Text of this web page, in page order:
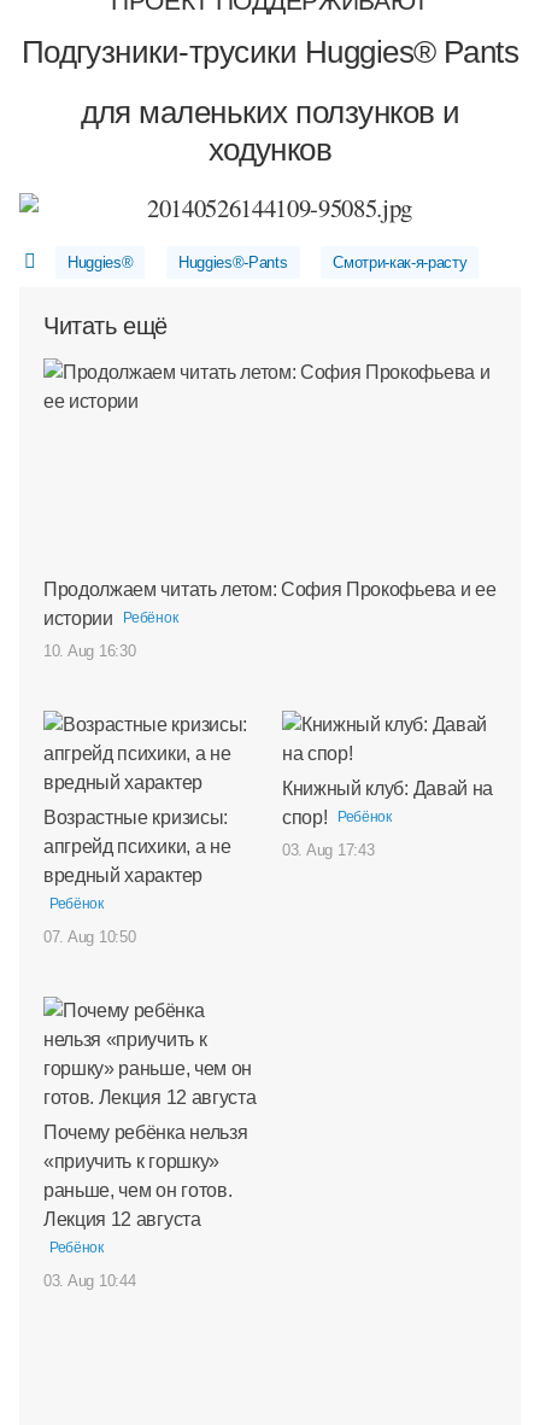
Подгузники-трусики Huggies® Pants
для маленьких ползунков и
ходунков
Huggies® Huggies®-Pants Смотри-как-я-расту
Читать ещё
Продолжаем читать летом: София Прокофьева и ее
истории
Ребёнок
10. Aug 16:30
Возрастные кризисы:
апгрейд психики, а не
вредный характер
Ребёнок
07. Aug 10:50
Книжный клуб: Давай на
спор!
Ребёнок
03. Aug 17:43
Почему ребёнка нельзя
«приучить к горшку»
раньше, чем он готов.
Лекция 12 августа
Ребёнок
03. Aug 10:44